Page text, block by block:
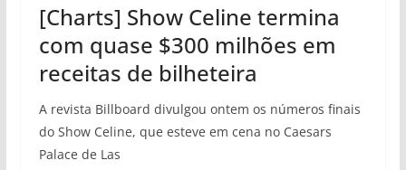
[Charts] Show Celine termina
com quase $300 milhões em
receitas de bilheteira
A revista Billboard divulgou ontem os números finais
do Show Celine, que esteve em cena no Caesars
Palace de Las